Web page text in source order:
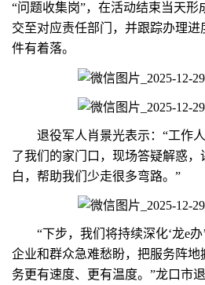
“问题收集岗”，在活动结束当天形
交至对应责任部门，并跟踪办理
件有着落。
退役军人肖景光表示：“工作人
了我们的家门口，现场答疑解惑，
白，帮助我们少走很多弯路。”
“下步，我们将持续深化‘龙e办
企业和群众急难愁盼，把服务阵
务更有速度、更有温度。”龙口市